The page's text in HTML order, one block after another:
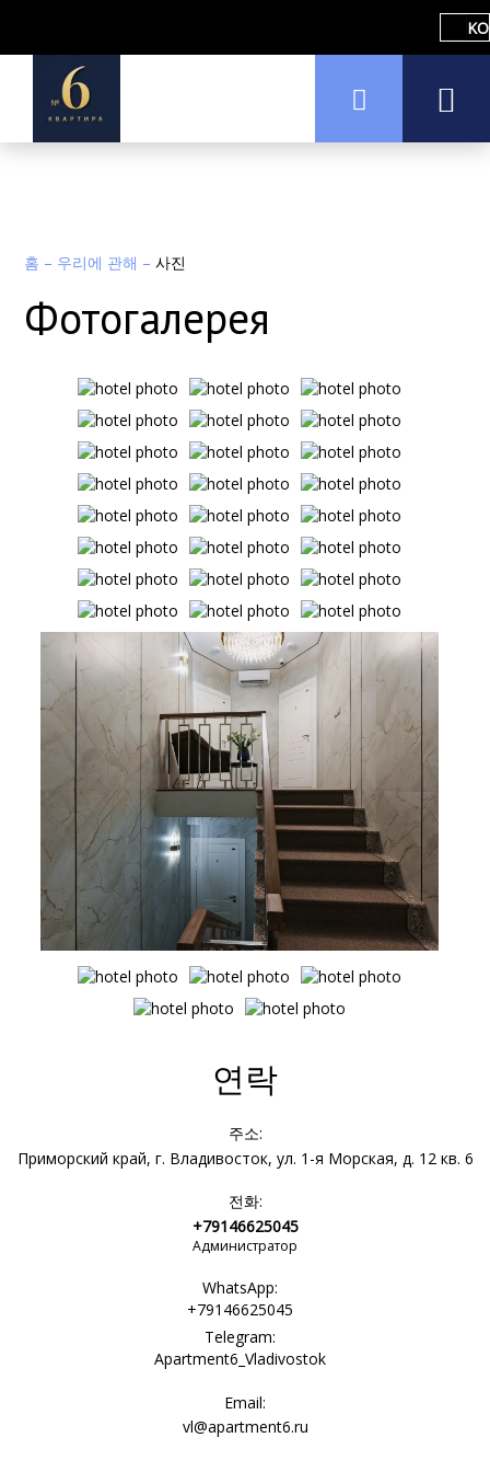
KO
홈 – 우리에 관해 –사진
Фотогалерея
연락
주소:
Приморский край, г. Владивосток, ул. 1-я Морская, д. 12 кв. 6
전화:
+79146625045
Администратор
WhatsApp:
+79146625045
Telegram:
Apartment6_Vladivostok
Email:
vl@apartment6.ru